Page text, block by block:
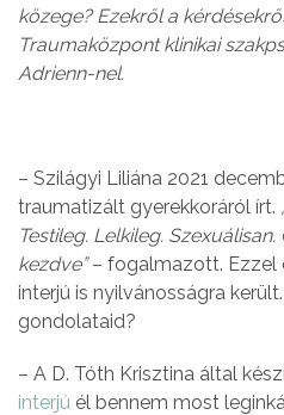
közege? Ezekről a
Traumaközpont klinikai
Adrienn-nel.
– Szilágyi Liliána 2021
traumatizált gyerekkoráról írt.
Testileg. Lelkileg.
kezdve”– fogalmazott. Ezzel
interjú is nyilvánosságra
gondolataid?
– A D. Tóth Krisztina által
interjú él bennem most